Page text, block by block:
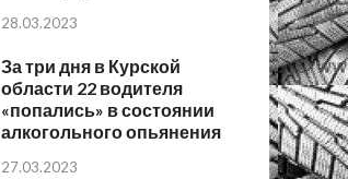
28.03.2023
За три дня в Курской
области 22 водителя
«попались» в состоянии
алкогольного опьянения
27.03.2023